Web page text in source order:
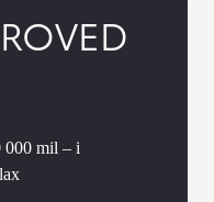
000 mil – i